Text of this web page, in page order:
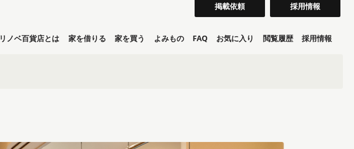
掲載依頼 採用情報
リノベ百貨店とは 家を借りる 家を買う よみもの FAQ お気に入り 閲覧履歴 採用情報